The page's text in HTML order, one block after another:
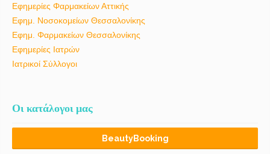
Εφημερίες Φαρμακείων Αττικής
Εφημ. Νοσοκομείων Θεσσαλονίκης
Εφημ. Φαρμακείων Θεσσαλονίκης
Εφημερίες Ιατρών
Ιατρικοί Σύλλογοι
Οι κατάλογοι μας
BeautyBooking